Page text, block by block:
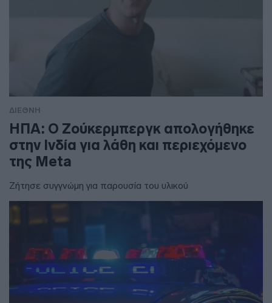
ΔΙΕΘΝΗ
ΗΠΑ: Ο Ζούκερμπεργκ απολογήθηκε
στην Ινδία για λάθη και περιεχόμενο
της Meta
Ζήτησε συγγνώμη για παρουσία του υλικού